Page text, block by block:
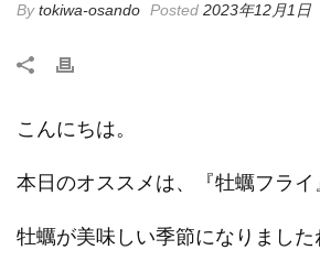
Bytokiwa-osando Posted 2023年12月1日
こんにちは。
本日のオススメは、『牡蠣フライ
牡蠣が美味しい季節になりました